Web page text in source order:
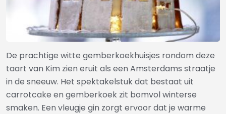
De prachtige witte gemberkoekhuisjes rondom deze
taart van Kim zien eruit als een Amsterdams straatje
in de sneeuw. Het spektakelstuk dat bestaat uit
carrotcake en gemberkoek zit bomvol winterse
smaken. Een vleugje gin zorgt ervoor dat je warme